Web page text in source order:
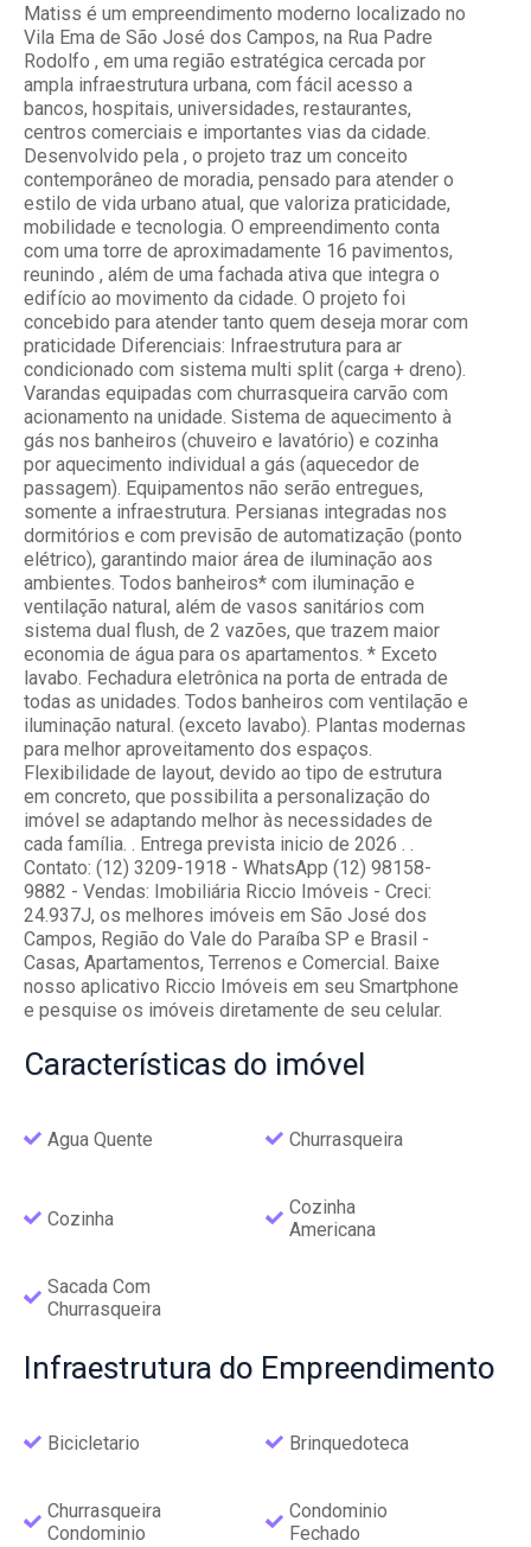
Matiss é um empreendimento moderno localizado no
Vila Ema de São José dos Campos, na Rua Padre
Rodolfo , em uma região estratégica cercada por
ampla infraestrutura urbana, com fácil acesso a
bancos, hospitais, universidades, restaurantes,
centros comerciais e importantes vias da cidade.
Desenvolvido pela , o projeto traz um conceito
contemporâneo de moradia, pensado para atender o
estilo de vida urbano atual, que valoriza praticidade,
mobilidade e tecnologia. O empreendimento conta
com uma torre de aproximadamente 16 pavimentos,
reunindo , além de uma fachada ativa que integra o
edifício ao movimento da cidade. O projeto foi
concebido para atender tanto quem deseja morar com
praticidade Diferenciais: Infraestrutura para ar
condicionado com sistema multi split (carga + dreno).
Varandas equipadas com churrasqueira carvão com
acionamento na unidade. Sistema de aquecimento à
gás nos banheiros (chuveiro e lavatório) e cozinha
por aquecimento individual a gás (aquecedor de
passagem). Equipamentos não serão entregues,
somente a infraestrutura. Persianas integradas nos
dormitórios e com previsão de automatização (ponto
elétrico), garantindo maior área de iluminação aos
ambientes. Todos banheiros* com iluminação e
ventilação natural, além de vasos sanitários com
sistema dual flush, de 2 vazões, que trazem maior
economia de água para os apartamentos. * Exceto
lavabo. Fechadura eletrônica na porta de entrada de
todas as unidades. Todos banheiros com ventilação e
iluminação natural. (exceto lavabo). Plantas modernas
para melhor aproveitamento dos espaços.
Flexibilidade de layout, devido ao tipo de estrutura
em concreto, que possibilita a personalização do
imóvel se adaptando melhor às necessidades de
cada família. . Entrega prevista inicio de 2026 . .
Contato: (12) 3209-1918 - WhatsApp (12) 98158-
9882 - Vendas: Imobiliária Riccio Imóveis - Creci:
24.937J, os melhores imóveis em São José dos
Campos, Região do Vale do Paraíba SP e Brasil -
Casas, Apartamentos, Terrenos e Comercial. Baixe
nosso aplicativo Riccio Imóveis em seu Smartphone
e pesquise os imóveis diretamente de seu celular.
Características do imóvel
Agua Quente Churrasqueira
Cozinha
Cozinha
Americana
Sacada Com
Churrasqueira
Infraestrutura do Empreendimento
Bicicletario Brinquedoteca
Churrasqueira
Condominio
Condominio
Fechado